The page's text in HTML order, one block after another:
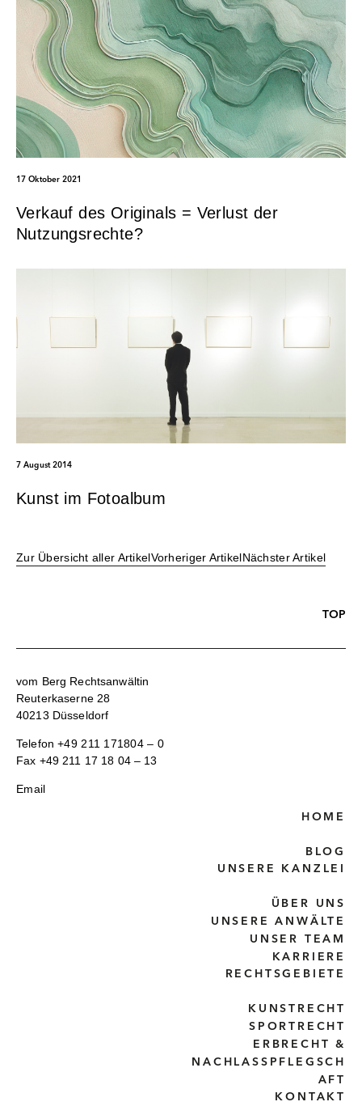
17 Oktober 2021
Verkauf des Originals = Verlust der
Nutzungsrechte?
7 August 2014
Kunst im Fotoalbum
Zur Übersicht aller ArtikelVorheriger ArtikelNächster Artikel
TOP
vom Berg Rechtsanwältin
Reuterkaserne 28
40213 Düsseldorf
Telefon+49 211 171804 – 0
Fax +49 211 17 18 04 – 13
Email
HOME
BLOG
UNSERE KANZLEI
ÜBER UNS
UNSERE ANWÄLTE
UNSER TEAM
KARRIERE
RECHTSGEBIETE
KUNSTRECHT
SPORTRECHT
ERBRECHT &
NACHLASSPFLEGSCH
AFT
KONTAKT